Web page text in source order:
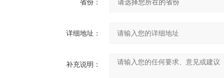
省份：
详细地址：
补充说明：